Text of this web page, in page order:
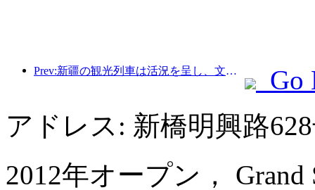
Prev:新疆の観光列車は活況を呈し、文化と観光経済を活性化させている。
Go
アドレス: 新橋明興路
2012年オープン， Grand